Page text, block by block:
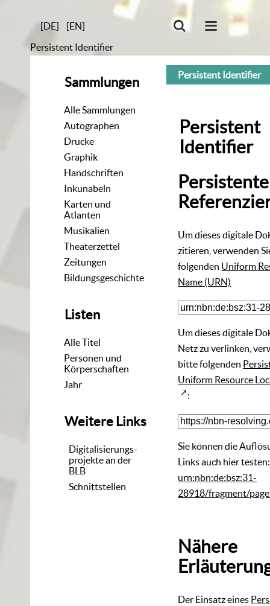
[DE]
[EN]
Persistent Identifier
Sammlungen
Alle Sammlungen
Autographen
Drucke
Graphik
Handschriften
Inkunabeln
Karten und
Atlanten
Musikalien
Theaterzettel
Zeitungen
Bildungsgeschichte
Listen
Alle Titel
Personen und
Körperschaften
Jahr
Weitere Links
Digitalisierungs-
projekte an der
BLB
Schnittstellen
Persistent Identifier
Persistent
Identifier
Persistente
Um dieses digitale
zitieren, verwenden
folgenden Uniform
Name (URN)
Um dieses digitale
Netz zu verlinken,
bitte folgenden
Uniform Resource
:
Sie können die
Links auch hier testen:
urn:nbn:de:bsz:31-
28918/fragment/
Nähere
Der Einsatz eines